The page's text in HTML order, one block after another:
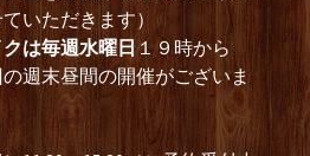
いただきます）
は毎週水曜日１９時から
週末昼間の開催がございま